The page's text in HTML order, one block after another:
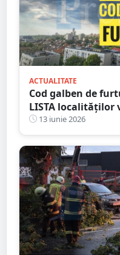
ACTUALITATE
Cod galben de
LISTA localităților
13 iunie 2026